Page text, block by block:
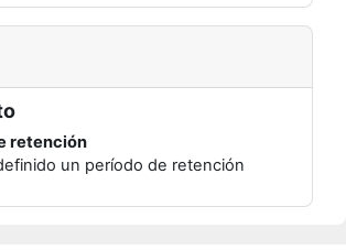
retención
un período de retención